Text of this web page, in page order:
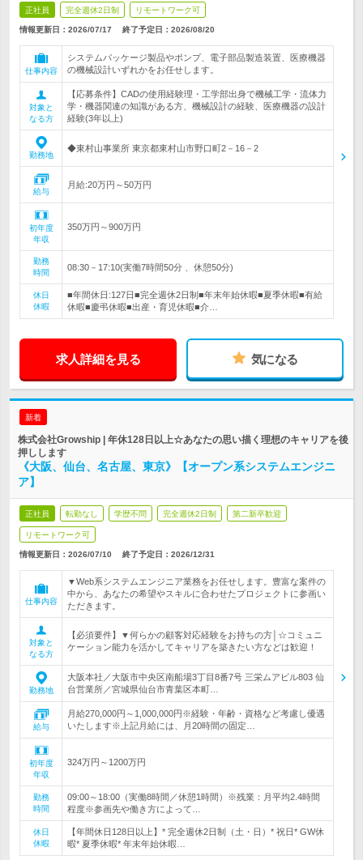
正社員 完全週休2日制 リモートワーク可
情報更新日：2026/07/17 終了予定日： 2026/08/20
仕事内容
システムパッケージ製品やポンプ、電子部品製造装置、医療機器
の機械設計いずれかをお任せします。
対象と
なる方
【応募条件】CADの使用経験理・工学部出身で機械工学・流体力
学・機器関連の知識がある方、機械設計の経験、医療機器の設計
経験(3年以上)
勤務地
◆東村山事業所 東京都東村山市野口町2－16－2
給与
月給:20万円～50万円
初年度
年収
350万円～900万円
勤務
時間
08:30－17:10(実働7時間50分 、休憩50分)
休日
休暇
■年間休日:127日■完全週休2日制■年末年始休暇■夏季休暇■有給
休暇■慶弔休暇■出産・育児休暇■介…
求人詳細を見る 気になる
新着
株式会社Growship | 年休128日以上☆あなたの思い描く理想のキャリアを後
押しします
《大阪、仙台、名古屋、東京》【オープン系システムエンジニ
ア】
正社員 転勤なし 学歴不問 完全週休2日制 第二新卒歓迎
リモートワーク可
情報更新日：2026/07/10 終了予定日： 2026/12/31
仕事内容
▼Web系システムエンジニア業務をお任せします。豊富な案件の
中から、あなたの希望やスキルに合わせたプロジェクトに参画い
ただきます。
対象と
なる方
【必須要件】▼何らかの顧客対応経験をお持ちの方│☆コミュニ
ケーション能力を活かしてキャリアを築きたい方などは歓迎！
勤務地
大阪本社／大阪市中央区南船場3丁目8番7号 三栄ムアビル803 仙
台営業所／宮城県仙台市青葉区本町…
給与
月給270,000円～1,000,000円※経験・年齢・資格など考慮し優遇
いたします※上記月給には、月20時間の固定…
初年度
年収
324万円～1200万円
勤務
時間
09:00～18:00（実働8時間／休憩1時間）※残業：月平均2.4時間
程度※参画先や働き方によって…
休日
休暇
【年間休日128日以上】* 完全週休2日制（土・日）* 祝日* GW休
暇* 夏季休暇* 年末年始休暇…